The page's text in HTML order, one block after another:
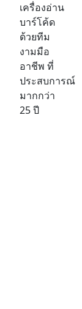
เครื่องอ่าน
บาร์โค้ด
ด้วยทีม
งามมือ
อาชีพ ที่
ประสบการณ์
มากกว่า
25 ปี